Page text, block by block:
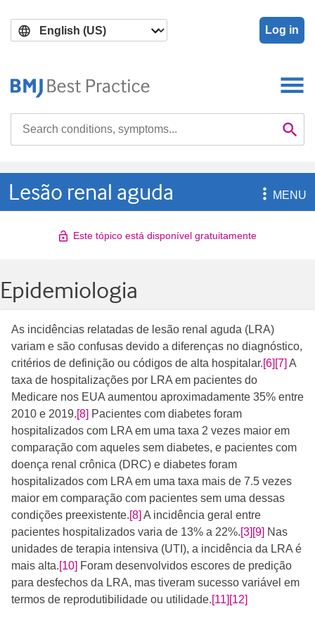
main
search
Log in

Lesão renal aguda MENU
Este tópico está disponível gratuitamente
Epidemiologia
As incidências relatadas de lesão renal aguda (LRA)
variam e são confusas devido a diferenças no diagnóstico,
critérios de definição ou códigos de alta hospitalar.[6] [7] ​​​ A
taxa de hospitalizações por LRA em pacientes do
Medicare nos EUA aumentou aproximadamente 35% entre
2010 e 2019.[8] ​ Pacientes com diabetes foram
hospitalizados com LRA em uma taxa 2 vezes maior em
comparação com aqueles sem diabetes, e pacientes com
doença renal crônica (DRC) e diabetes foram
hospitalizados com LRA em uma taxa mais de 7.5 vezes
maior em comparação com pacientes sem uma dessas
condições preexistente.[8] A incidência geral entre
pacientes hospitalizados varia de 13% a 22%.[3] [9] ​​​​​ Nas
unidades de terapia intensiva (UTI), a incidência da LRA é
mais alta.[10] Foram desenvolvidos escores de predição
para desfechos da LRA, mas tiveram sucesso variável em
termos de reprodutibilidade ou utilidade.[11] [12]